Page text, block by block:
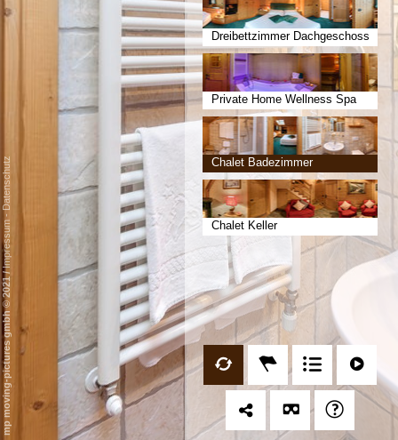
Dreibettzimmer Dachgeschoss
Private Home Wellness Spa
Chalet Badezimmer
Chalet Keller
mp moving-pictures gmbh © 2021
/
Impressum
-
Datenschutz